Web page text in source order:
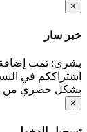
×
خبر سار
اشتراككم في
بشكل حصري من
×